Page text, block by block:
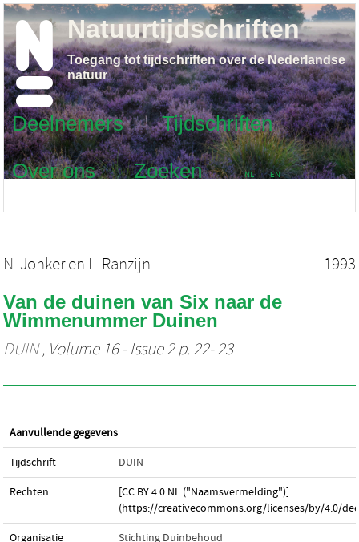
Deelnemers
Tijdschriften
Over ons
Zoeken NL EN
Natuurtijdschriften
Toegang tot tijdschriften over de Nederlandse
natuur
N. Jonkeren L. Ranzijn 1993
Van de duinen van Six naar de
Wimmenummer Duinen
DUIN, Volume 16 - Issue 2 p. 22- 23
Aanvullende gegevens
Tijdschrift DUIN
Rechten
[CC BY 4.0 NL ("Naamsvermelding")]
(https://creativecommons.org/licenses/by/4.0/
Organisatie Stichting Duinbehoud